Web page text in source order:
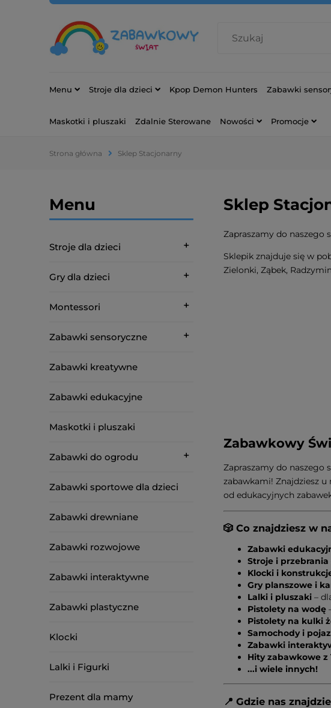
Menu Stroje dla dzieci Kpop Demon Hunters Zabawki
Maskotki i pluszaki Zdalnie Sterowane Nowości Promocje
Strona główna Sklep Stacjonarny
Menu
Stroje dla dzieci
Gry dla dzieci
Montessori
Zabawki sensoryczne
Zabawki kreatywne
Zabawki edukacyjne
Maskotki i pluszaki
Zabawki do ogrodu
Zabawki sportowe dla dzieci
Zabawki drewniane
Zabawki rozwojowe
Zabawki interaktywne
Zabawki plastyczne
Klocki
Lalki i Figurki
Prezent dla mamy
Sklep
Zapraszamy do naszego
Sklepik znajduje się w
Zielonki, Ząbek,
Zabawkowy
Zapraszamy do naszego
zabawkami! Znajdziesz
od edukacyjnych
🎲 Co znajdziesz w
Zabawki
Stroje i
Klocki i
Gry planszowe i
Lalki i pluszaki –
Pistolety na wodę
Pistolety na kulki
Samochody i
Zabawki
Hity zabawkowe z
...i wiele innych!
📍 Gdzie nas